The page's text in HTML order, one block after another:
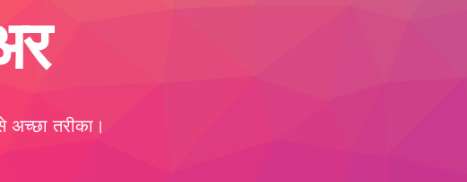
तरीका।